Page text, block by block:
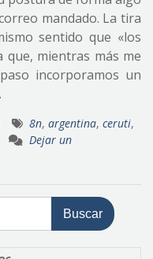
mandado. La tira
sentido que «los
mientras más me
incorporamos un
8n, argentina, ceruti,
Dejar un